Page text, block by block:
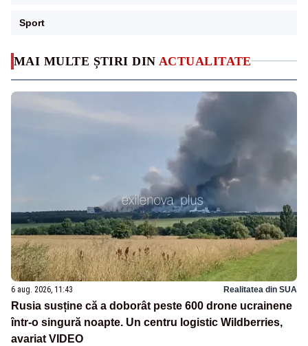
MAI MULTE ȘTIRI DIN ACTUALITATE
6 aug. 2026, 11:43 Realitatea din SUA
Rusia susține că a doborât peste 600 drone ucrainene
într-o singură noapte. Un centru logistic Wildberries,
avariat VIDEO
Sport